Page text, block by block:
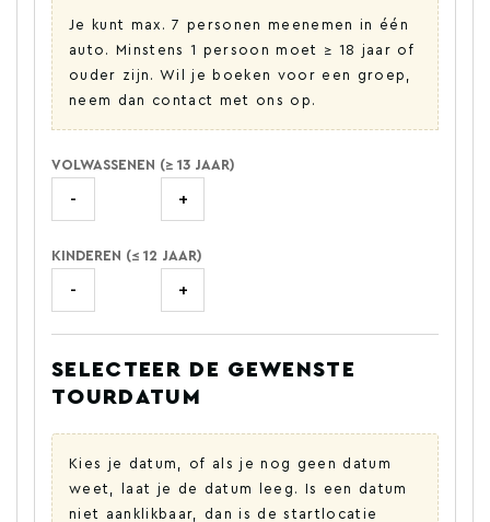
Je kunt max. 7 personen meenemen in één
auto. Minstens 1 persoon moet ≥ 18 jaar of
ouder zijn. Wil je boeken voor een groep,
neem dan contact met ons op.
VOLWASSENEN (≥ 13 JAAR)
- +
KINDEREN (≤ 12 JAAR)
- +
SELECTEER DE GEWENSTE
TOURDATUM
Kies je datum, of als je nog geen datum
weet, laat je de datum leeg. Is een datum
niet aanklikbaar, dan is de startlocatie